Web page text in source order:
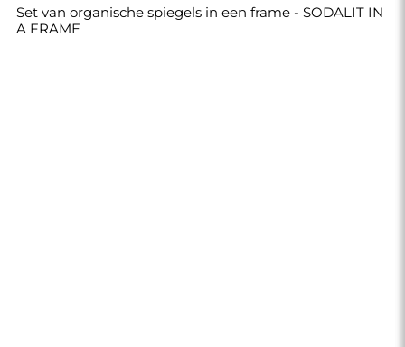
Set van organische spiegels in een frame - SODALIT IN
A FRAME